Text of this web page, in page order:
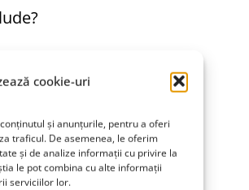
cookie-uri
și anunțurile, pentru a oferi
traficul. De asemenea, le oferim
și de analize informații cu privire la
le pot combina cu alte informații
serviciilor lor.
ale C#?
Fundamentals"?